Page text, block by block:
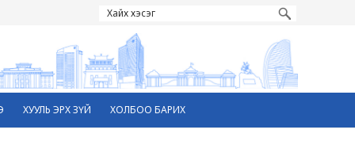
ХУУЛЬ ЭРХ ЗҮЙ ХОЛБОО БАРИХ